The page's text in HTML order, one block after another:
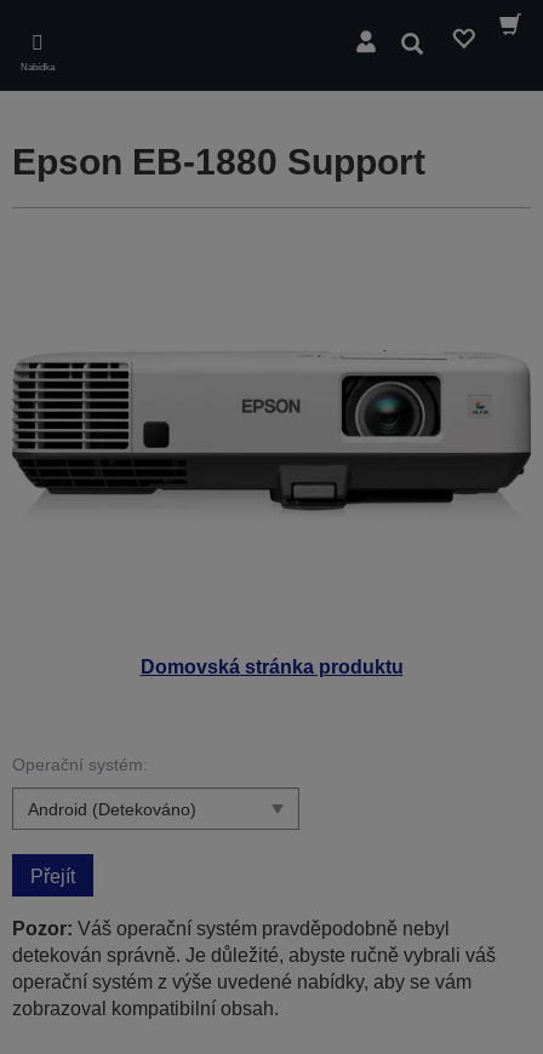
main
content
Nabídka
Hledat
Domovská stránka produktu
Epson EB-1880 Support
Operační systém:
Přejít
Pozor: Váš operační systém pravděpodobně nebyl
detekován správně. Je důležité, abyste ručně vybrali váš
operační systém z výše uvedené nabídky, aby se vám
zobrazoval kompatibilní obsah.